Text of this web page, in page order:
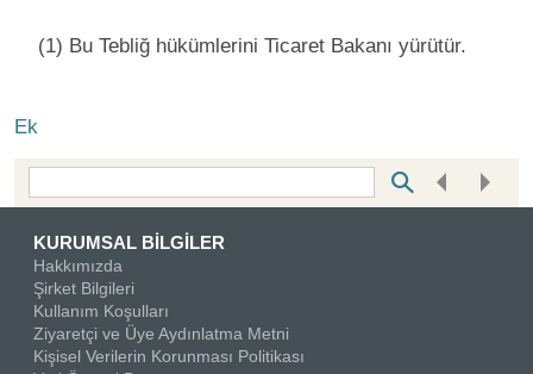
(1) Bu Tebliğ hükümlerini Ticaret Bakanı yürütür.
Ek
KURUMSAL BİLGİLER
Hakkımızda
Şirket Bilgileri
Kullanım Koşulları
Ziyaretçi ve Üye Aydınlatma Metni
Kişisel Verilerin Korunması Politikası